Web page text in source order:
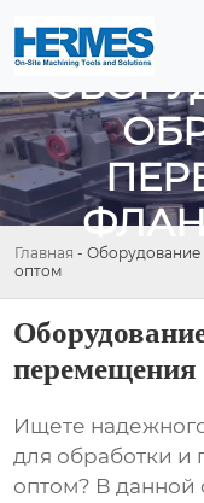
Главная - Оборудование
оптом
Ищете
для обработки
оптом? В данной